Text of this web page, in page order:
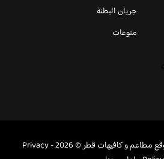
جريان البطنة
منوعات
و كافيهات قطر © 2026 -
Privacy